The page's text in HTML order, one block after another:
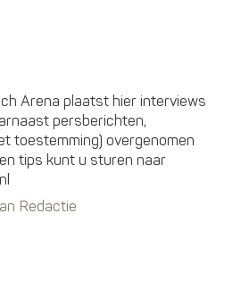
Arena plaatst hier interviews
persberichten,
toestemming) overgenomen
tips kunt u sturen naar
Redactie